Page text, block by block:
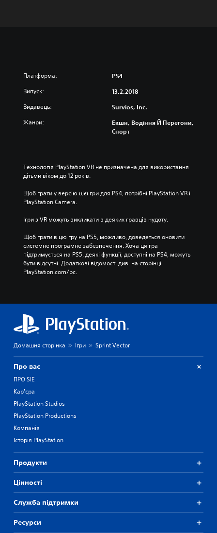
Платформа: PS4
Випуск: 13.2.2018
Видавець: Survios, Inc.
Жанри:
Екшн, Водіння Й Перегони,
Спорт
Технологія PlayStation VR не призначена для використання
дітьми віком до 12 років.
Щоб грати у версію цієї гри для PS4, потрібні PlayStation VR і
PlayStation Camera.
Ігри з VR можуть викликати в деяких гравців нудоту.
Щоб грати в цю гру на PS5, можливо, доведеться оновити
системне програмне забезпечення. Хоча ця гра
підтримується на PS5, деякі функції, доступні на PS4, можуть
бути відсутні. Додаткові відомості див. на сторінці
PlayStation.com/bc.
Домашня сторінка Ігри Sprint Vector
Про вас
ПРО SIE
Кар'єра
PlayStation Studios
PlayStation Productions
Компанія
Історія PlayStation
Продукти
Цiнностi
Служба підтримки
Ресурси